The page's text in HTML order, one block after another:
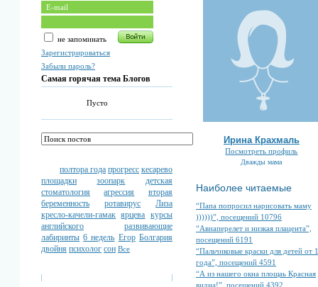
не запоминать
Зарегистрироваться
Забыли пароль?
Самая горячая тема Блогов
Пусто
полтора года прогресс кесарево
площадки
зоопарк
детская
стоматология
агрессия
вторая
беременность
ротавирус
Лиза
кресло-качели-гамак ярцева курсы
английского
развивающие
лабиринты 6 недель Егор Болгария
двойня психолог сон Все
Ирина Крахмаль
Посмотреть профиль
Дважды мама
Наиболее читаемые
“Папа попросил нарисовать маму
))))))”, посещений 10796
“Авиаперелет и низкая плацента”,
посещений 6191
“Пальчиковые краски для детей от 1
года”, посещений 4591
“А из нашего окна площаь Красная
видна!”, посещений 4392